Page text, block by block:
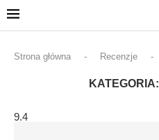
Strona główna - Recenzje -
KATEGORIA:
9.4